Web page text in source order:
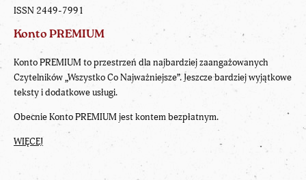
ISSN 2449-7991
Konto PREMIUM
Konto PREMIUM to przestrzeń dla najbardziej zaangażowanych
Czytelników „Wszystko Co Najważniejsze”. Jeszcze bardziej wyjątkowe
teksty i dodatkowe usługi.
Obecnie Konto PREMIUM jest kontem bezpłatnym.
WIĘCEJ